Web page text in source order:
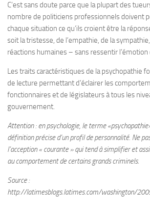
C’est sans doute parce que la plupart des
nombre de politiciens professionnels doivent
chaque situation ce qu’ils croient être la
soit la tristesse, de l’empathie, de la
réactions humaines – sans ressentir
Les traits caractéristiques de la psychopathie
de lecture permettant d’éclairer les
fonctionnaires et de législateurs à tous les
gouvernement.
Attention : en psychologie, le terme
définition précise d’un profil de personnalité. Ne
l’acception « courante » qui tend à simplifier et
au comportement de certains grands criminels.
Source :
http://latimesblogs.latimes.com/washington/